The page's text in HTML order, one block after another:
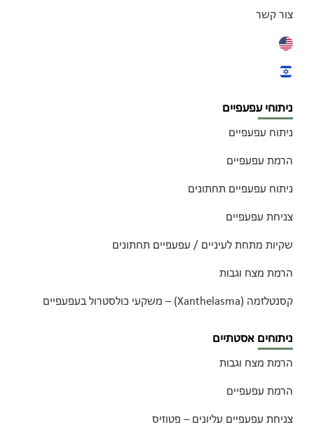
צור קשר
ניתוחי עפעפיים
ניתוח עפעפיים
הרמת עפעפיים
ניתוח עפעפיים תחתונים
צניחת עפעפיים
שקיות מתחת לעיניים / עפעפיים תחתונים
הרמת מצח וגבות
קסנטלזמה (Xanthelasma) – משקעי כולסטרול בעפעפיים
ניתוחים אסטתיים
הרמת מצח וגבות
הרמת עפעפיים
צניחת עפעפיים עליונים – פטוזיס